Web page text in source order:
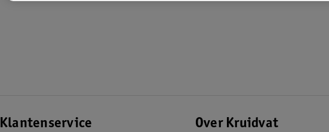
Klantenservice Over Kruidvat